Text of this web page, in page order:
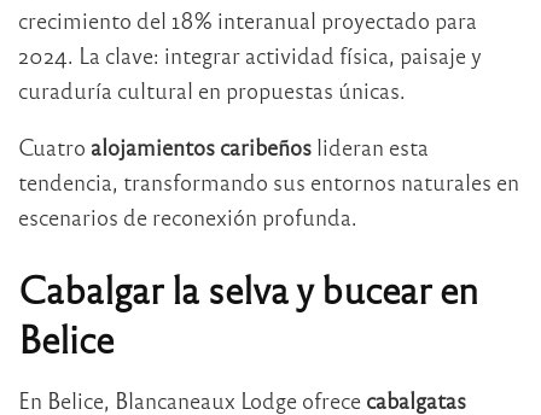
crecimiento del 18% interanual proyectado para
2024. La clave: integrar actividad física, paisaje y
curaduría cultural en propuestas únicas.
Cuatro alojamientos caribeños lideran esta
tendencia, transformando sus entornos naturales en
escenarios de reconexión profunda.
Cabalgar la selva y bucear en
Belice
En Belice, Blancaneaux Lodge ofrece cabalgatas